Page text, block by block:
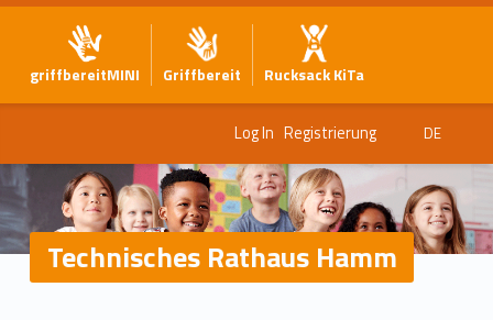
griffbereitMINI Griffbereit Rucksack KiTa
Log In Registrierung DE
Technisches Rathaus Hamm